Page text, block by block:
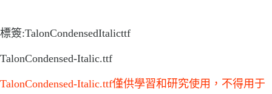
標簽:TalonCondensedItalicttf
TalonCondensed-Italic.ttf
TalonCondensed-Italic.ttf僅供學習和研究使用，不得用于